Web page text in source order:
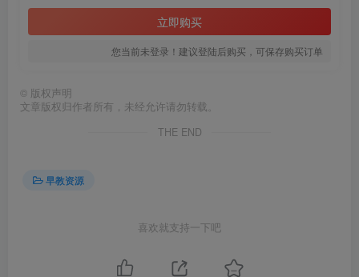
立即购买
您当前未登录！建议登陆后购买，可保存购买订单
© 版权声明
文章版权归作者所有，未经允许请勿转载。
THE END
早教资源
喜欢就支持一下吧